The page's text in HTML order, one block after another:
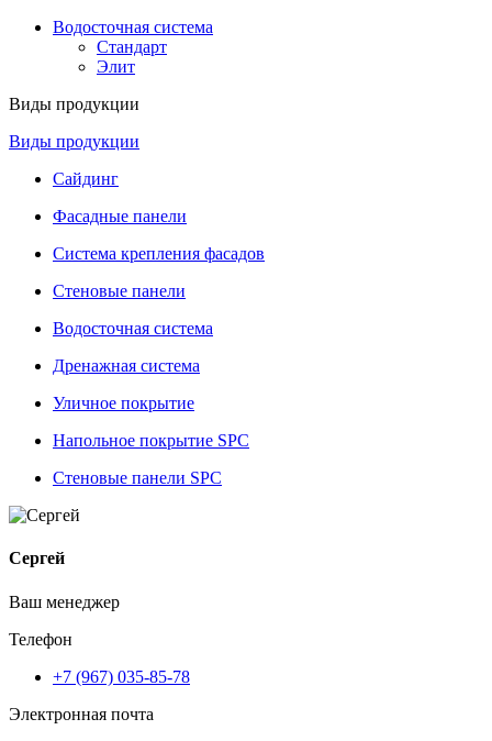
Водосточная система
Стандарт
Элит
Виды продукции
Виды продукции
Сайдинг
Фасадные панели
Система крепления фасадов
Стеновые панели
Водосточная система
Дренажная система
Уличное покрытие
Напольное покрытие SPC
Стеновые панели SPC
Сергей
Ваш менеджер
Телефон
+7 (967) 035-85-78
Электронная почта